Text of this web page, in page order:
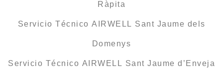
Ràpita
Servicio Técnico AIRWELL Sant Jaume dels
Domenys
Servicio Técnico AIRWELL Sant Jaume d’Enveja